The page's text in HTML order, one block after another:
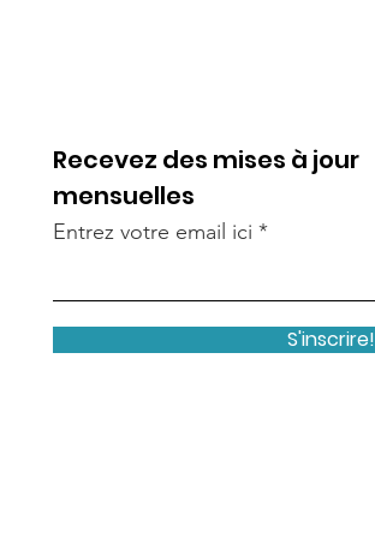
Recevez des mises à jour
mensuelles
Entrez votre email ici
S'inscrire!